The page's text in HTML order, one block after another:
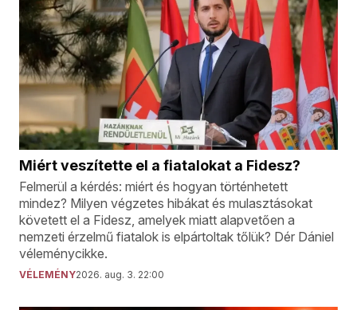
Miért veszítette el a fiatalokat a Fidesz?
Felmerül a kérdés: miért és hogyan történhetett
mindez? Milyen végzetes hibákat és mulasztásokat
követett el a Fidesz, amelyek miatt alapvetően a
nemzeti érzelmű fiatalok is elpártoltak tőlük? Dér Dániel
véleménycikke.
VÉLEMÉNY2026. aug. 3. 22:00